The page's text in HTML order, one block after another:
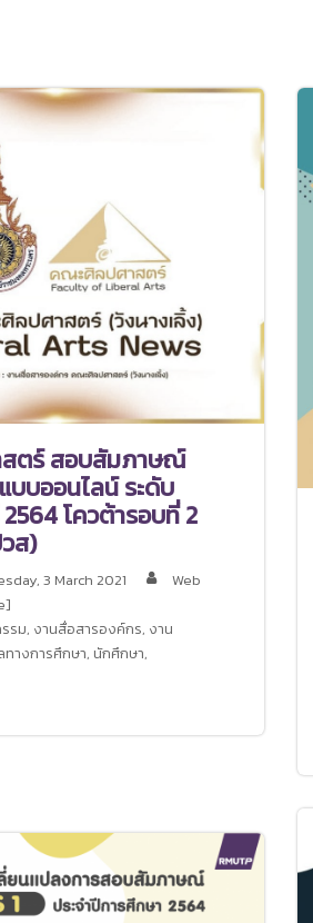
ตร์ สอบสัมภาษณ์
บออนไลน์ ระดับ
โควต้ารอบที่ 2
ส)
3 March 2021
Web
รม, งานสื่อสารองค์กร, งาน
ทางการศึกษา, นักศึกษา,